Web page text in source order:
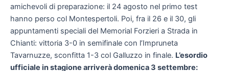
amichevoli di preparazione: il 24 agosto nel primo test
hanno perso col Montespertoli. Poi, fra il 26 e il 30, gli
appuntamenti speciali del Memorial Forzieri a Strada in
Chianti: vittoria 3-0 in semifinale con l’Impruneta
Tavarnuzze, sconfitta 1-3 col Galluzzo in finale. L’esordio
ufficiale in stagione arriverà domenica 3 settembre: